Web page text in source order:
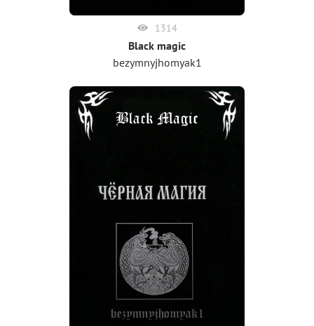
1314
Black magic
bezymnyjhomyak1